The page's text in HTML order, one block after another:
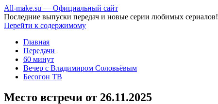
All-make.su — Официальный сайт
Последние выпуски передач и новые серии любимых сериалов!
Перейти к содержимому
Главная
Передачи
60 минут
Вечер с Владимиром Соловьёвым
Бесогон ТВ
Место встречи от 26.11.2025